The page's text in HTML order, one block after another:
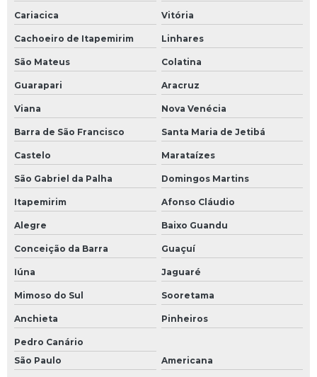
Cariacica Vitória
Cachoeiro de Itapemirim Linhares
São Mateus Colatina
Guarapari Aracruz
Viana Nova Venécia
Barra de São Francisco Santa Maria de Jetibá
Castelo Marataízes
São Gabriel da Palha Domingos Martins
Itapemirim Afonso Cláudio
Alegre Baixo Guandu
Conceição da Barra Guaçuí
Iúna Jaguaré
Mimoso do Sul Sooretama
Anchieta Pinheiros
Pedro Canário
São Paulo
Americana